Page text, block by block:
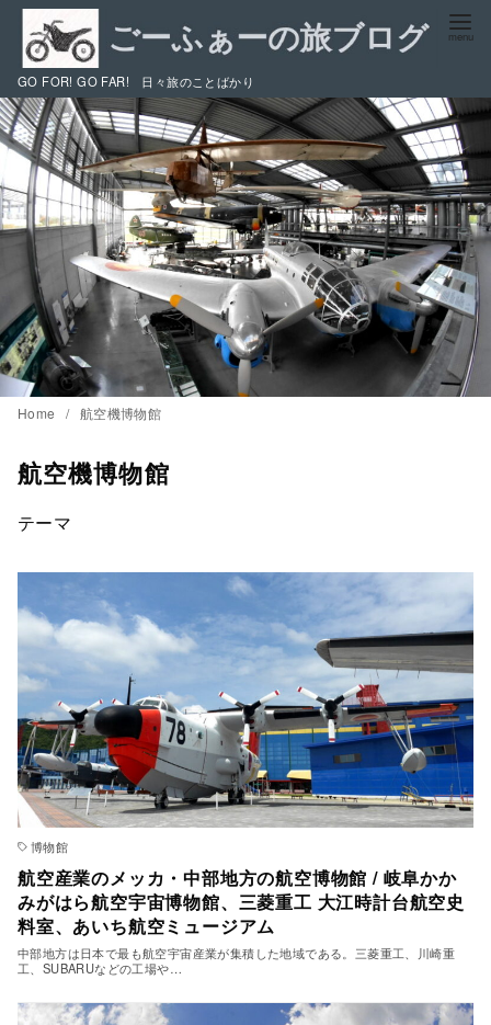
ン
ツ
へ
移
動
GO FOR! GO FAR! 日々旅のことばかり
Home 航空機博物館
航空機博物館
テーマ
博物館
航空産業のメッカ・中部地方の航空博物館 / 岐阜かか
みがはら航空宇宙博物館、三菱重工 大江時計台航空史
料室、あいち航空ミュージアム
中部地方は日本で最も航空宇宙産業が集積した地域である。三菱重工、川崎重
工、SUBARUなどの工場や…